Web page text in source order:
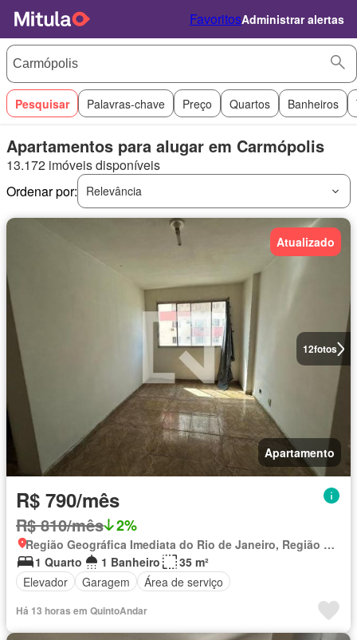
FavoritosAdministrar alertas
Pesquisar Palavras-chave Preço Quartos Banheiros
Apartamentos para alugar em Carmópolis
13.172 imóveis disponíveis
Ordenar por:
Relevância
12fotos
Atualizado
Apartamento
R$ 790/mês
R$ 810/mês 2%
Região Geográfica Imediata do Rio de Janeiro, Região Metropolitana do Rio de Janeiro
1 Quarto
1 Banheiro
35 m²
Elevador
Garagem Área de serviço
Há 13 horas em QuintoAndar